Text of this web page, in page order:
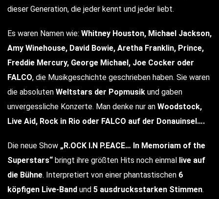
dieser Generation, die jeder kennt und jeder liebt.
Es waren Namen wie: Whitney Houston, Michael Jackson,
Amy Winehouse, David Bowie, Aretha Franklin, Prince,
Freddie Mercury, George Michael, Joe Cocker oder
FALCO, die Musikgeschichte geschrieben haben. Sie waren
die absoluten Weltstars der Popmusik und gaben
unvergessliche Konzerte. Man denke nur an Woodstock,
Live Aid, Rock in Rio oder FALCO auf der Donauinsel….
Die neue Show „R.OCK I.N P.EACE… In Memoriam of the
Superstars“ bringt ihre größten Hits noch einmal
live auf
die Bühne. Interpretiert von einer phantastischen 6
köpfigen Live-Band und 5 ausdrucksstarken Stimmen.